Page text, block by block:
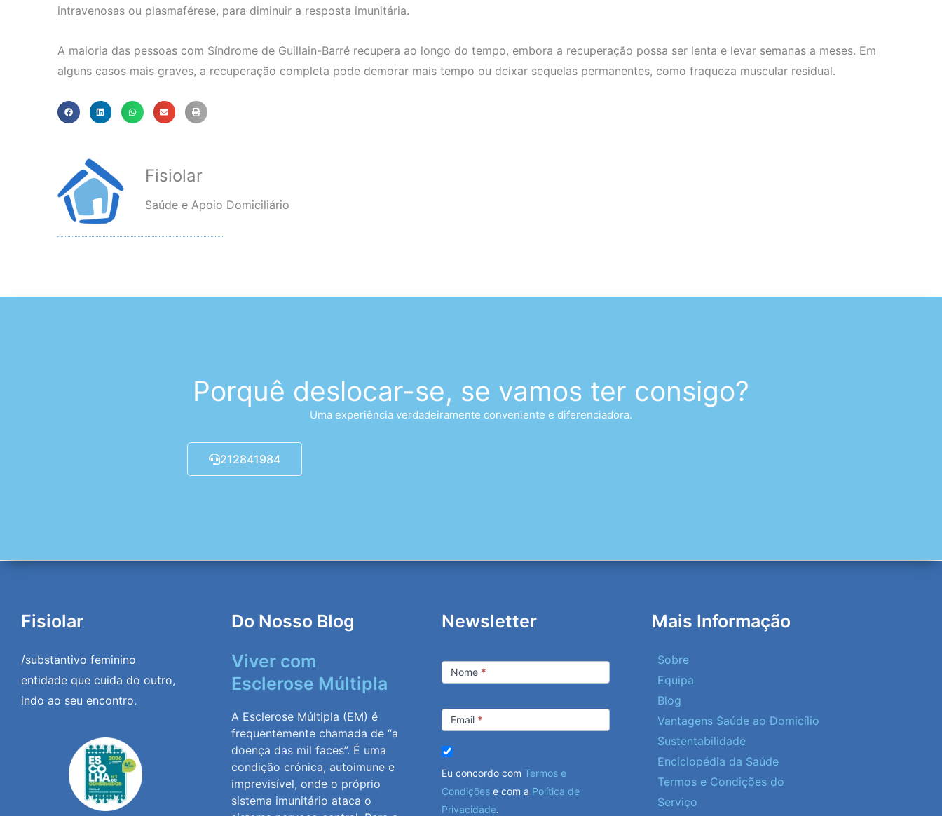
intravenosas ou plasmaférese, para diminuir a resposta imunitária.
A maioria das pessoas com Síndrome de Guillain-Barré recupera ao longo do tempo, embora a recuperação possa ser lenta e levar semanas a meses. Em
alguns casos mais graves, a recuperação completa pode demorar mais tempo ou deixar sequelas permanentes, como fraqueza muscular residual.
Fisiolar
Saúde e Apoio Domiciliário
Porquê deslocar-se, se vamos ter consigo?
Uma experiência verdadeiramente conveniente e diferenciadora.
212841984
Fisiolar
/substantivo feminino
entidade que cuida do outro,
indo ao seu encontro.
Do Nosso Blog
Viver com
Esclerose Múltipla
A Esclerose Múltipla (EM) é
frequentemente chamada de “a
doença das mil faces”. É uma
condição crónica, autoimune e
imprevisível, onde o próprio
sistema imunitário ataca o
Newsletter
Newsletter
Nome *
Email *
Eu concordo com Termos e
Condições e com a Política de
Privacidade.
Mais Informação
Sobre
Equipa
Blog
Vantagens Saúde ao Domicílio
Sustentabilidade
Enciclopédia da Saúde
Termos e Condições do
Serviço